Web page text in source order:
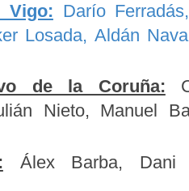
Vigo: Darío
Losada, Aldán
de la Coruña:
Nieto, Manuel
Álex Barba, Dani